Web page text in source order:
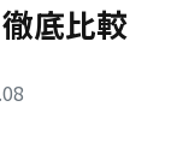
底比較